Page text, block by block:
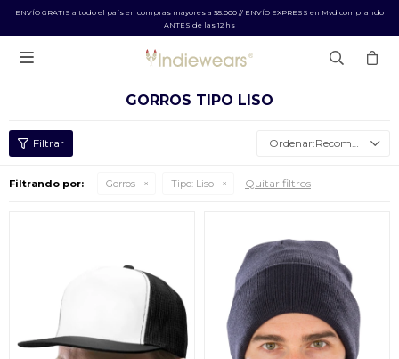
ENVÍO GRATIS a todo el país en compras mayores a $5.000 // ENVÍO EXPRESS en Mvd comprando
ANTES de las 12 hs

GORROS TIPO LISO
Recomendados
Filtrando por: Gorros Tipo: Liso Quitar filtros